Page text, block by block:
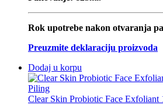
Rok upotrebe nakon otvaranja
Preuzmite deklaraciju proizvoda
Dodaj u korpu
Piling
Clear Skin Probiotic Face Exfoliant